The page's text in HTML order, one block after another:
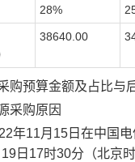
28%
38640.00
购预算金额及占比与
采购原因
年11月 15 日在中国
日17时30分（北京时